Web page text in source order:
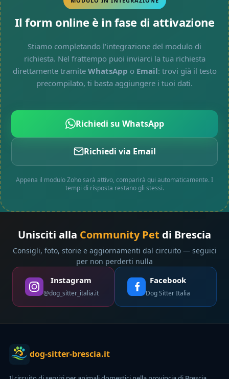
Il form online è in fase di attivazione
Stiamo completando l'integrazione del modulo di
richiesta. Nel frattempo puoi inviarci la tua richiesta
direttamente tramite WhatsApp o Email: trovi già il testo
precompilato, ti basta aggiungere i tuoi dati.
Richiedi su WhatsApp
Richiedi via Email
Appena il modulo Zoho sarà attivo, comparirà qui automaticamente. I
tempi di risposta restano gli stessi.
Unisciti alla Community Pet di Brescia
Consigli, foto, storie e aggiornamenti dal circuito — seguici
per non perderti nulla
Instagram
@dog_sitter_italia.it
Facebook
Dog Sitter Italia
dog-sitter-brescia.it